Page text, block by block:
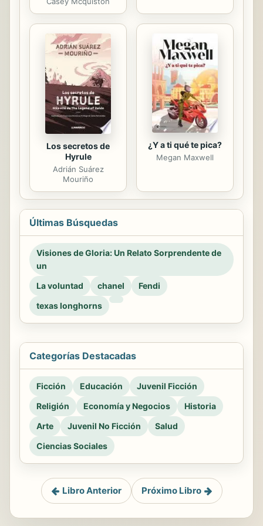
Los secretos de
Hyrule
Adrián Suárez
Mouriño
¿Y a ti qué te pica?
Megan Maxwell
Últimas Búsquedas
Visiones de Gloria: Un Relato Sorprendente de
un
La voluntad
chanel
Fendi
texas longhorns
Categorías Destacadas
Ficción Educación
Juvenil Ficción
Religión
Economía y Negocios
Historia
Arte
Juvenil No Ficción
Salud
Ciencias Sociales
Libro Anterior Próximo Libro